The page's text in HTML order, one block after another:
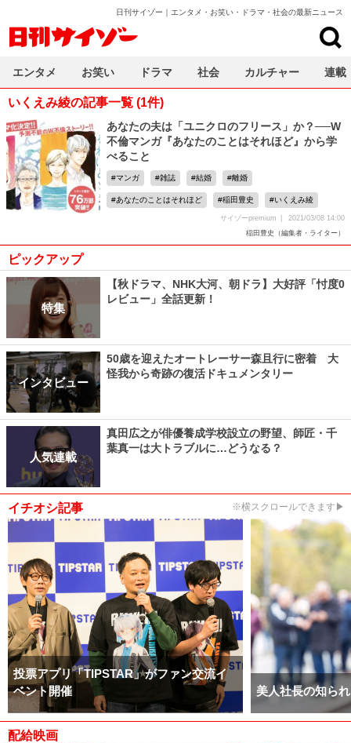
日刊サイゾー｜エンタメ・お笑い・ドラマ・社会の最新ニュース
いくえみ綾の記事一覧 (1件)
あなたの夫は「ユニクロのフリース」か？──W
不倫マンガ『あなたのことはそれほど』から学
べること
マンガ 雑誌 結婚 離婚
あなたのことはそれほど 稲田豊史 いくえみ綾
サイゾーpremium
2021/03/08 14:00
稲田豊史（編集者・ライター）
ピックアップ
特集
【秋ドラマ、NHK大河、朝ドラ】大好評「忖度0
レビュー」全話更新！
インタビュー
50歳を迎えたオートレーサー森且行に密着 大
怪我から奇跡の復活ドキュメンタリー
人気連載
真田広之が俳優養成学校設立の野望、師匠・千
葉真一は大トラブルに…どうなる？
イチオシ記事 ※横スクロールできます▶
投票アプリ「TIPSTAR」がファン交流イ
ベント開催
美人社長の知ら
配給映画
エンタメ お笑い ドラマ 社会 カルチャー 連載